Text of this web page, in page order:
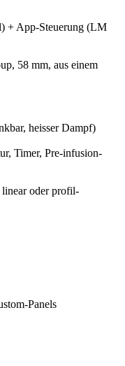
+ App-Steuerung (LM
58 mm, aus einem
heisser Dampf)
Timer, Pre-infusion-
oder profil-
Panels